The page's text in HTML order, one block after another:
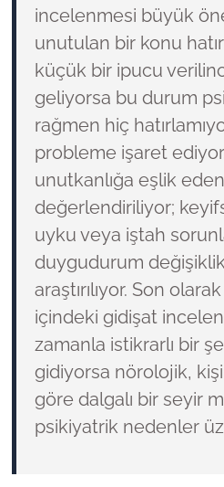
incelenmesi büyük
unutulan bir konu
küçük bir ipucu
geliyorsa bu durum
rağmen hiç
probleme işaret
unutkanlığa eşlik
değerlendiriliyor;
uyku veya iştah
duygudurum
araştırılıyor. Son
içindeki gidişat
zamanla istikrarlı bir
gidiyorsa nörolojik,
göre dalgalı bir seyir
psikiyatrik nedenler